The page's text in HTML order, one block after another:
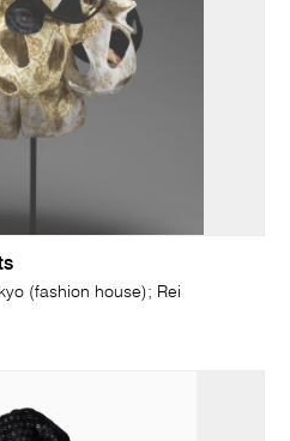
(fashion house); Rei